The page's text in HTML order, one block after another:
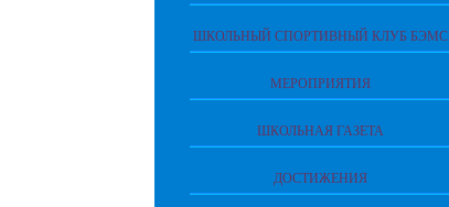
ШКОЛЬНЫЙ СПОРТИВНЫЙ КЛУБ БЭМС
МЕРОПРИЯТИЯ
ШКОЛЬНАЯ ГАЗЕТА
ДОСТИЖЕНИЯ